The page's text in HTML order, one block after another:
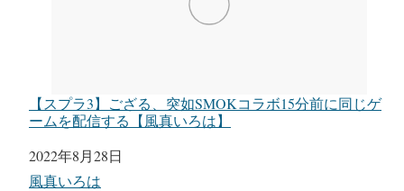
【スプラ3】ござる、突如SMOKコラボ15分前に同じゲ
ームを配信する【風真いろは】
日付
2022年8月28日
関連理由
風真いろは